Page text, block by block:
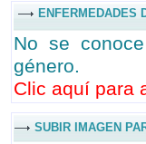
ENFERMEDADES
No se
género.
Clic aquí para
SUBIR IMAGEN